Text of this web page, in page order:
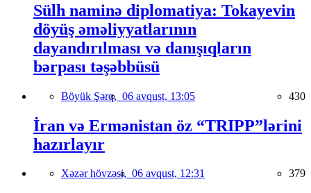
Sülh naminə diplomatiya: Tokayevin
döyüş əməliyyatlarının
dayandırılması və danışıqların
bərpası təşəbbüsü
Böyük Şərq, 06 avqust, 13:05 430
İran və Ermənistan öz “TRIPP”lərini
hazırlayır
Xəzər hövzəsi, 06 avqust, 12:31 379